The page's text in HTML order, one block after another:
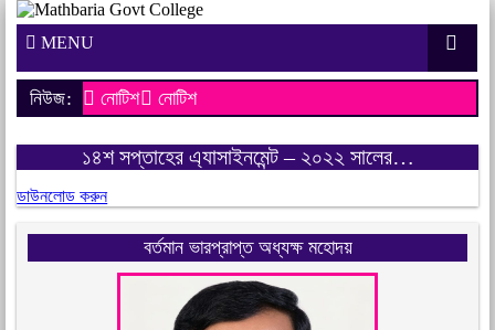
MENU
নিউজ: নোটিশ
নোটিশ
১৪শ সপ্তাহের এ্যাসাইনমেন্ট – ২০২২ সালের…
ডাউনলোড করুন
বর্তমান ভারপ্রাপ্ত অধ্যক্ষ মহোদয়